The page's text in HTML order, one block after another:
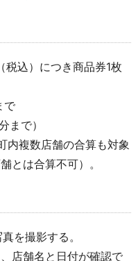
税込）につき商品券1枚
で
まで）
内複数店舗の合算も対象
とは合算不可）。
を撮影する。
店舗名と日付が確認で